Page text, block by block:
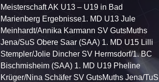
Meisterschaft AK U13 – U19 in Bad
Marienberg Ergebnisse1. MD U13 Jule
Meinhardt/Annika Karmann SV GutsMuths
Jena/SuS Obere Saar (SAA) 1. MD U15 Lilli
Stempler/Jolie Dincher SV Hermsdorf/1. BC
Bischmisheim (SAA) 1. MD U19 Pheline
Krüger/Nina Schäfer SV GutsMuths Jena/TuS